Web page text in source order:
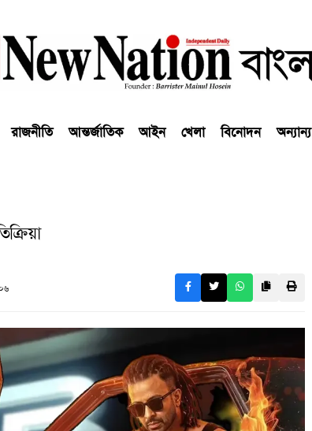
রাজনীতি আন্তর্জাতিক আইন খেলা বিনোদন অন্যান্য